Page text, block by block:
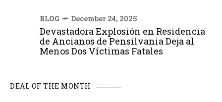
BLOG December 24, 2025
Devastadora Explosión en Residencia
de Ancianos de Pensilvania Deja al
Menos Dos Víctimas Fatales
DEAL OF THE MONTH